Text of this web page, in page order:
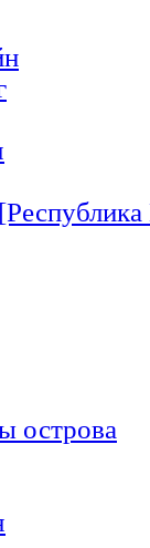
острова